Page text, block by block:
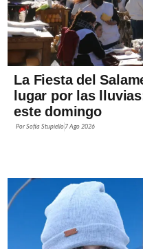
La Fiesta del
lugar por las
este domingo
PorSofía Stupiello 7 Ago 2026